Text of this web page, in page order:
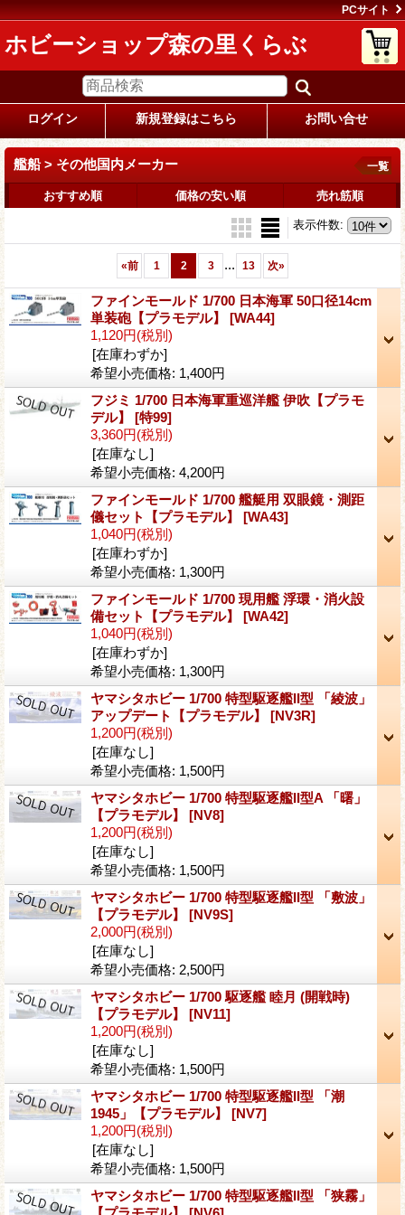
PCサイト
ホビーショップ森の里くらぶ
ログイン 新規登録はこちら お問い合せ
艦船 > その他国内メーカー 一覧
おすすめ順 価格の安い順 売れ筋順
表示件数:
«前 1 2 3 ... 13 次»
ファインモールド 1/700 日本海軍 50口径14cm
単装砲【プラモデル】 [WA44]
1,120円(税別)
[在庫わずか]
希望小売価格: 1,400円
フジミ 1/700 日本海軍重巡洋艦 伊吹【プラモ
デル】 [特99]
3,360円(税別)
[在庫なし]
希望小売価格: 4,200円
ファインモールド 1/700 艦艇用 双眼鏡・測距
儀セット【プラモデル】 [WA43]
1,040円(税別)
[在庫わずか]
希望小売価格: 1,300円
ファインモールド 1/700 現用艦 浮環・消火設
備セット【プラモデル】 [WA42]
1,040円(税別)
[在庫わずか]
希望小売価格: 1,300円
ヤマシタホビー 1/700 特型駆逐艦II型 「綾波」
アップデート【プラモデル】 [NV3R]
1,200円(税別)
[在庫なし]
希望小売価格: 1,500円
ヤマシタホビー 1/700 特型駆逐艦II型A 「曙」
【プラモデル】 [NV8]
1,200円(税別)
[在庫なし]
希望小売価格: 1,500円
ヤマシタホビー 1/700 特型駆逐艦II型 「敷波」
【プラモデル】 [NV9S]
2,000円(税別)
[在庫なし]
希望小売価格: 2,500円
ヤマシタホビー 1/700 駆逐艦 睦月 (開戦時)
【プラモデル】 [NV11]
1,200円(税別)
[在庫なし]
希望小売価格: 1,500円
ヤマシタホビー 1/700 特型駆逐艦II型 「潮
1945」【プラモデル】 [NV7]
1,200円(税別)
[在庫なし]
希望小売価格: 1,500円
ヤマシタホビー 1/700 特型駆逐艦II型 「狭霧」